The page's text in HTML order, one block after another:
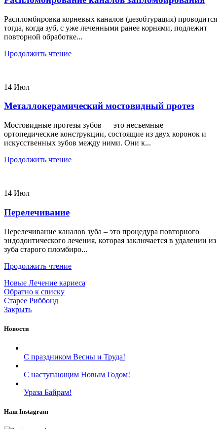
Распломбировка корневых каналов (дезобтурация) проводится
тогда, когда зуб, с уже леченными ранее корнями, подлежит
повторной обработке...
Продолжить чтение
14 Июл
Металлокерамический мостовидный протез
Мостовидные протезы зубов — это несъемные
ортопедические конструкции, состоящие из двух коронок и
искусственных зубов между ними. Они к...
Продолжить чтение
14 Июл
Перелечивание
Перелечивание каналов зуба – это процедура повторного
эндодонтического лечения, которая заключается в удалении из
зуба старого пломбиро...
Продолжить чтение
Новые Лечение кариеса
Обратно к списку
Старее Риббонд
Закрыть
Новости
С праздником Весны и Труда!
С наступающим Новым Годом!
Ураза Байрам!
Наш Instagram